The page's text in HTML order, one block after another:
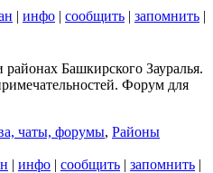
| инфо | сообщить | запомнить |
Башкирского Зауралья.
Форум для
чаты, форумы, Районы
| инфо | сообщить | запомнить |